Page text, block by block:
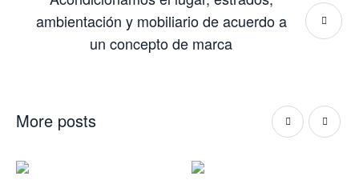
ambientación y mobiliario de acuerdo a
un concepto de marca
More posts